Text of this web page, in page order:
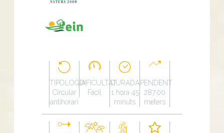
TIPOLOGÍA
Circular
antihorari
DIFICULTAT
Fàcil
DURADA
1 hora 45
minuts
PENDENT
287.00
meters